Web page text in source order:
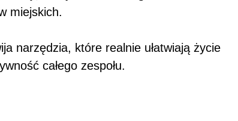
miejskich.
narzędzia, które realnie ułatwiają życie
całego zespołu.